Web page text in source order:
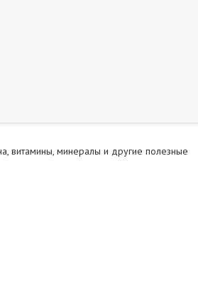
витамины, минералы и другие полезные